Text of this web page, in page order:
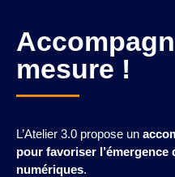
mesure !
L’Atelier 3.0 propose un
pour favoriser
numériques.